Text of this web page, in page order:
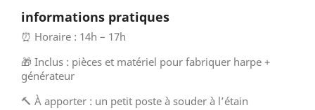
informations pratiques
⏰ Horaire : 14h – 17h
🎁 Inclus : pièces et matériel pour fabriquer harpe +
générateur
🔨 À apporter : un petit poste à souder à l’étain